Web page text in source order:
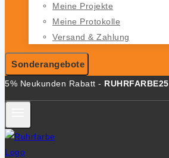
Meine Projekte
Meine Protokolle
Versand & Zahlung
Sonderangebote
5% Neukunden Rabatt - RUHRFARBE25